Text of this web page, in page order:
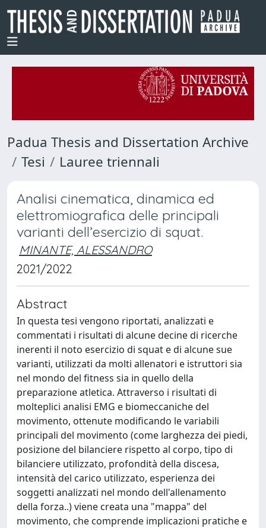
Padua Thesis and Dissertation Archive
Tesi
Lauree triennali
Analisi cinematica, dinamica ed
elettromiografica delle principali
varianti dell’esercizio di squat.
MINANTE, ALESSANDRO
2021/2022
Abstract
In questa tesi vengono riportati, analizzati e
commentati i risultati di alcune decine di ricerche
inerenti il noto esercizio di squat e di alcune sue
varianti, utilizzati da molti allenatori e istruttori sia
nel mondo del fitness sia in quello della
preparazione atletica. Attraverso i risultati di
molteplici analisi EMG e biomeccaniche del
movimento, ottenute modificando le variabili
principali del movimento (come larghezza dei piedi,
posizione del bilanciere rispetto al corpo, tipo di
bilanciere utilizzato, profondità della discesa,
intensità del carico utilizzato, esperienza dei
soggetti analizzati nel mondo dell'allenamento
della forza..) viene creata una "mappa" del
movimento, che comprende implicazioni pratiche e